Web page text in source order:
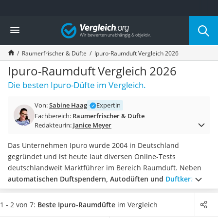
Die beliebtesten Vergleiche nach Kategorie
Wohnen
Matratzen-Topper
Matratzen
Konferenzlautsprecher
Tageslichtlampe
Badlüfter
Bürohocker
Außenleuchte mit Kamera
Akku-Tischlampe
Konferenzmikrofon
Klappmatratze
Duschkopf mit Kalkfilter
Aktenvernichter Sicherheitsstufe 4
Bettgitter
Vergleich
Raumerfrischer & Düfte Ipuro-Raumduft Vergleich 2026
Ipuro-Raumduft Vergleich 2026
Die besten Ipuro-Düfte im Vergleich.
Von:Sabine Haag
Expertin
Fachbereich: Raumerfrischer & Düfte
Redakteurin: Janice Meyer
Das Unternehmen Ipuro wurde 2004 in Deutschland
gegründet und ist heute laut diversen Online-Tests
deutschlandweit Marktführer im Bereich Raumduft. Neben
automatischen Duftspendern, Autodüften und Duftkerzen
überzeugt Ipuro mit einem breiten Sortiment klassischer
Raumdüfte-Sets, die jeweils aus einem Flakon gefüllt mit
1 - 2 von 7: Beste Ipuro-Raumdüfte im Vergleich